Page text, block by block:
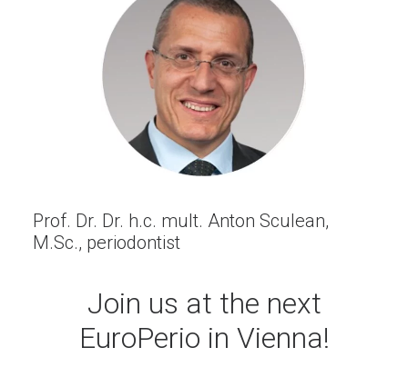
Prof. Dr. Dr. h.c. mult. Anton Sculean,
M.Sc., periodontist
Join us at the next
EuroPerio in Vienna!